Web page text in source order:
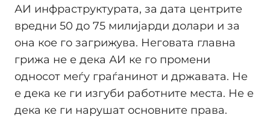
АИ инфраструктурата, за дата центрите
вредни 50 до 75 милијарди долари и за
она кое го загрижува. Неговата главна
грижа не е дека АИ ке го промени
односот меѓу граѓанинот и државата. Не
е дека ке ги изгуби работните места. Не е
дека ке ги нарушат основните права.